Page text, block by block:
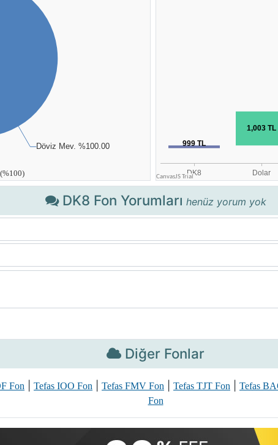
DK8 Fon Yorumları henüz yorum yok
Diğer Fonlar
Fon Tefas IOO Fon Tefas FMV Fon Tefas TJT Fon Tefas
Fon